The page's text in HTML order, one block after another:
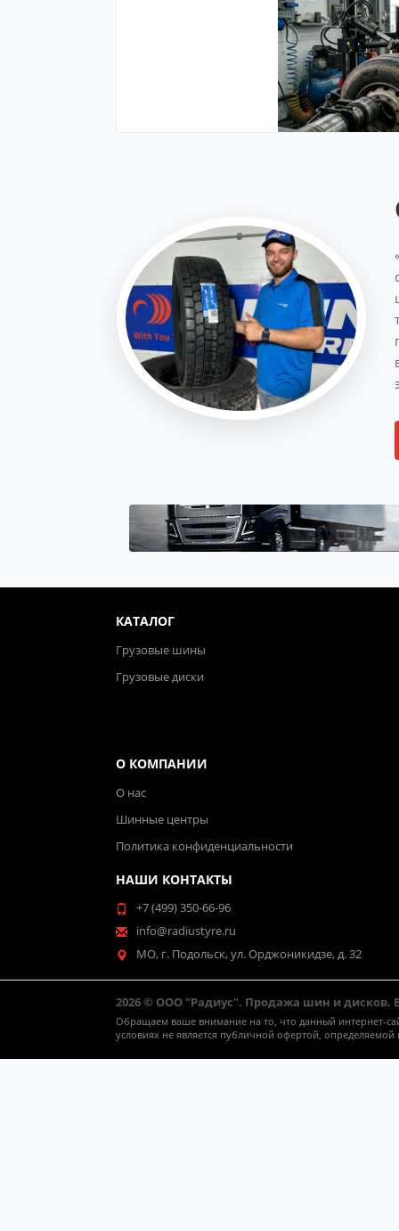
КАТАЛОГ
Грузовые шины
Грузовые диски
О КОМПАНИИ
О нас
Шинные центры
Политика конфиденциальности
НАШИ КОНТАКТЫ
+7 (499) 350-66-96
info@radiustyre.ru
МО, г. Подольск, ул. Орджоникидзе, д. 32
2026 © ООО "Радиус". Продажа шин и дисков.
Обращаем ваше внимание на то, что данный интернет-
условиях не является публичной офертой,